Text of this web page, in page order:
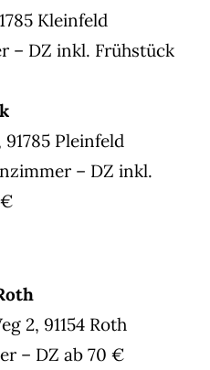
Kleinfeld
– DZ inkl. Frühstück
Pleinfeld
– DZ inkl.
2, 91154 Roth
– DZ ab 70 €